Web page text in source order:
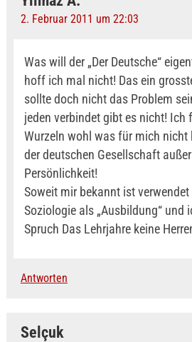
2. Februar 2011 um 22:03
Was will der „Der Deutsche“
hoff ich mal nicht! Das ein
sollte doch nicht das Problem
jeden verbindet gibt es nicht!
Wurzeln wohl was für mich nicht
der deutschen Gesellschaft
Persönlichkeit!
Soweit mir bekannt ist
Soziologie als „Ausbildung“ und
Spruch Das Lehrjahre keine
Antworten
Selçuk